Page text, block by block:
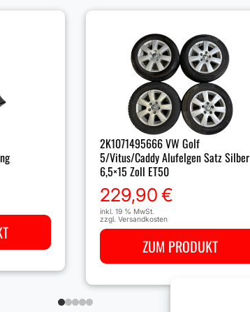
2K1071495666 VW Golf
5/Vitus/Caddy Alufelgen Satz Silber
6,5×15 Zoll ET50
229,90€
inkl. 19 % MwSt.
zzgl. Versandkosten
ZUM PRODUKT